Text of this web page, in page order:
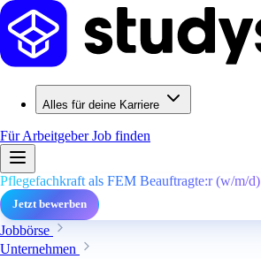
Alles für deine Karriere
Für ArbeitgeberJob finden
Pflegefachkraft als FEM Beauftragte:r (w/m/d)
Jetzt bewerben
Jobbörse
Unternehmen